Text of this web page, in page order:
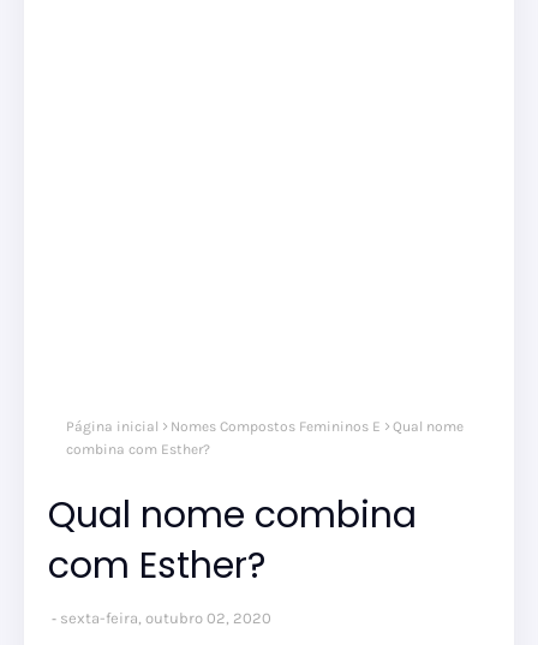
Página inicial Nomes Compostos Femininos E
Qual nome
combina com Esther?
Qual nome combina
com Esther?
sexta-feira, outubro 02, 2020